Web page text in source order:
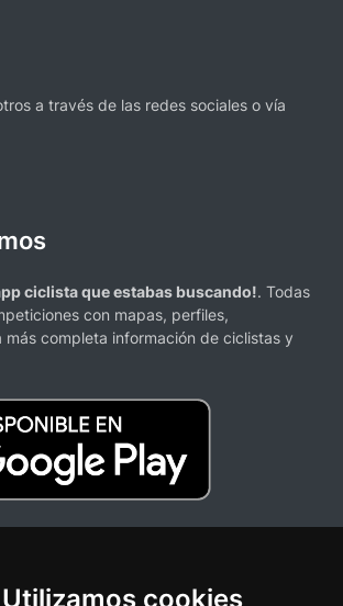
Utilizamos cookies
a través de las redes sociales o vía
ciclista que estabas buscando!. Todas
con mapas, perfiles,
más completa información de ciclistas y